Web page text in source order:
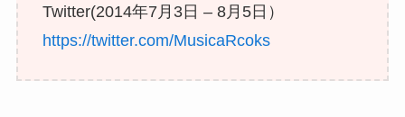
Twitter(2014年7月3日 – 8月5日）
https://twitter.com/MusicaRcoks